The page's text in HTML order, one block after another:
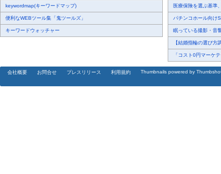
keywordmap(キーワードマップ)
便利なWEBツール集「鬼ツールズ」
キーワードウォッチャー
医療保険を選ぶ基準
パチンコホール向け
眠っている撮影・音
【結婚指輪の選び方
「コスト0円マーケ
会社概要 お問合せ プレスリリース 利用規約 Thumbnails powered by